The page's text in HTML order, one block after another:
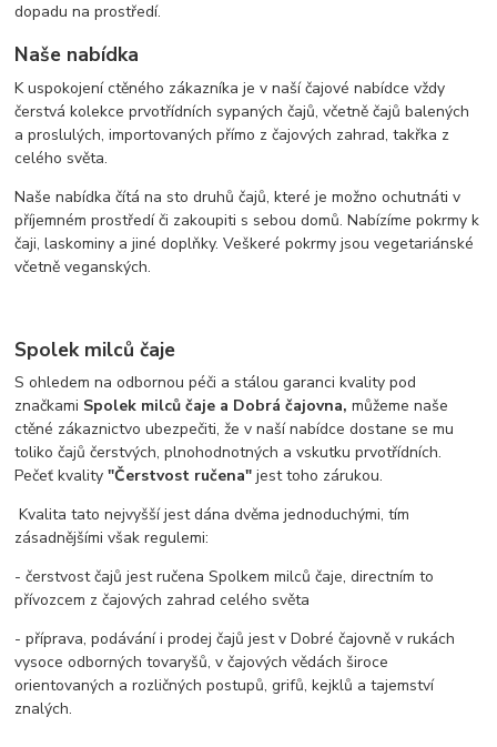
dopadu na prostředí.
Naše nabídka
K uspokojení ctěného zákazníka je v naší čajové nabídce vždy
čerstvá kolekce prvotřídních sypaných čajů, včetně čajů balených
a proslulých, importovaných přímo z čajových zahrad, takřka z
celého světa.
Naše nabídka čítá na sto druhů čajů, které je možno ochutnáti v
příjemném prostředí či zakoupiti s sebou domů. Nabízíme pokrmy k
čaji, laskominy a jiné doplňky. Veškeré pokrmy jsou vegetariánské
včetně veganských.
Spolek milců čaje
S ohledem na odbornou péči a stálou garanci kvality pod
značkami Spolek milců čaje a Dobrá čajovna, můžeme naše
ctěné zákaznictvo ubezpečiti, že v naší nabídce dostane se mu
toliko čajů čerstvých, plnohodnotných a vskutku prvotřídních.
Pečeť kvality"Čerstvost ručena" jest toho zárukou.
Kvalita tato nejvyšší jest dána dvěma jednoduchými, tím
zásadnějšími však regulemi:
- čerstvost čajů jest ručena Spolkem milců čaje, directním to
přívozcem z čajových zahrad celého světa
- příprava, podávání i prodej čajů jest v Dobré čajovně v rukách
vysoce odborných tovaryšů, v čajových vědách široce
orientovaných a rozličných postupů, grifů, kejklů a tajemství
znalých.